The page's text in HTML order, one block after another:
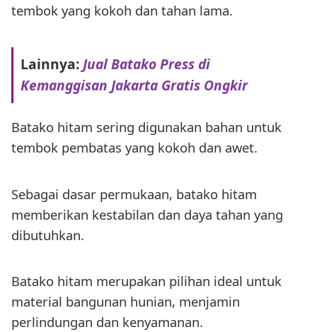
tembok yang kokoh dan tahan lama.
Lainnya:Jual Batako Press di
Kemanggisan Jakarta Gratis Ongkir
Batako hitam sering digunakan bahan untuk
tembok pembatas yang kokoh dan awet.
Sebagai dasar permukaan, batako hitam
memberikan kestabilan dan daya tahan yang
dibutuhkan.
Batako hitam merupakan pilihan ideal untuk
material bangunan hunian, menjamin
perlindungan dan kenyamanan.